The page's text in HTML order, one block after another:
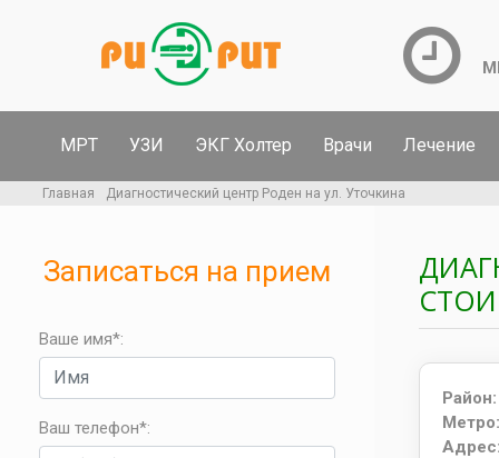
МРТ УЗИ ЭКГ Холтер Врачи Лечение
Главная Диагностический центр Роден на ул. Уточкина
Записаться на прием
Ваше имя*:
Ваш телефон*: